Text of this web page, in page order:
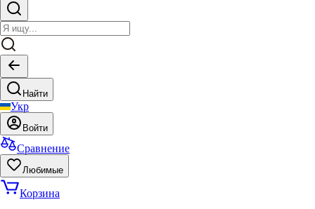
Найти
Укр
Войти
Сравнение
Любимые
Корзина